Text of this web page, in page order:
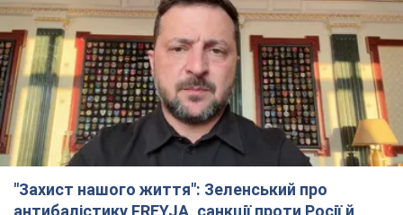
"Захист нашого життя": Зеленський про
антибалістику FREYJA, санкції проти Росії й
підтримку аграріїв. Відео
Європейські партнери долучаються до спільного проєкту
7 годин тому 60,2 т.
З 1 вересня українським вчителям підвищать
зарплати: Корецький розкрив деталі